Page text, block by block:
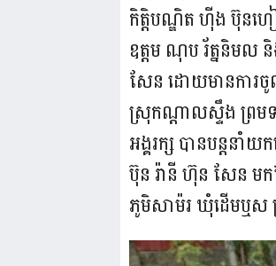
កិត្តិបណ្ឌិត ហុីង ប៊ុនហៀ
ឧត្តម ណុប រ័ត្ននិមល
សែន ដោយមានការចូ
ស្រុកណ្តាលស្ទឹង ព្រមទ
អង្គរក្ស បានបន្តនាំ
ប៊ុន រ៉ានី ហ៊ុន សែន មក
ភូមិសាម៉រ ឃុំដើមឬស